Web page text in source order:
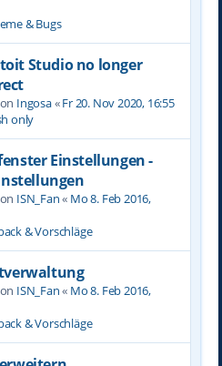
& Bugs
Studio no longer
Ingosa«Fr 20. Nov 2020, 16:55
only
Einstellungen -
ISN_Fan« Mo 8. Feb 2016,
& Vorschläge
ISN_Fan« Mo 8. Feb 2016,
& Vorschläge